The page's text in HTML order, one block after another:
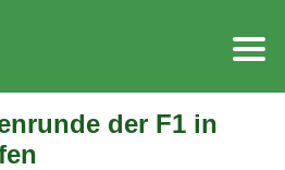
der F1 in